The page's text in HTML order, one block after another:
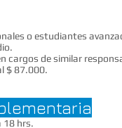
o estudiantes
cargos de similar
$ 87.000.
18 hrs.